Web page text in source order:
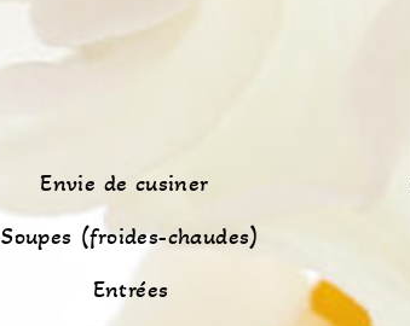
Envie de cusiner
Soupes (froides-chaudes)
Entrées